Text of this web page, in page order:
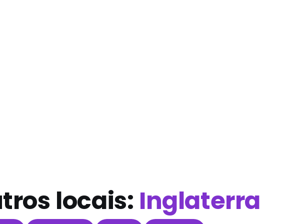
locais: Inglaterra